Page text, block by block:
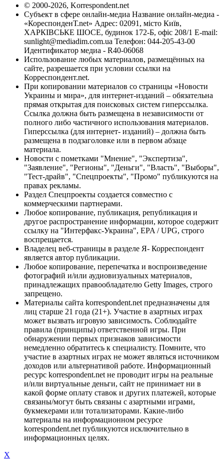
© 2000-2026, Korrespondent.net
Субъект в сфере онлайн-медиа Название онлайн-медиа -
«КореспонденТ.net» Адрес: 02091, місто Київ,
ХАРКІВСЬКЕ ШОСЕ, будинок 172-Б, офіс 208/1 E-mail:
sunlight@mediadim.com.ua Телефон: 044-205-43-00
Идентификатор медиа - R40-06068
Использование любых материалов, размещённых на
сайте, разрешается при условии ссылки на
Корреспондент.net.
При копировании материалов со страницы «Новости
Украины и мира», для интернет-изданий – обязательна
прямая открытая для поисковых систем гиперссылка.
Ссылка должна быть размещена в независимости от
полного либо частичного использования материалов.
Гиперссылка (для интернет- изданий) – должна быть
размещена в подзаголовке или в первом абзаце
материала.
Новости с пометками "Мнение", "Экспертиза",
"Заявление", "Регионы", "Деньги", "Власть", "Выборы",
"Тест-драйв", "Спецпроекты", "Промо" публикуются на
правах рекламы.
Раздел Спецпроекты создается совместно с
коммерческими партнерами.
Любое копирование, публикация, републикация и
другое распространение информации, которое содержит
ссылку на "Интерфакс-Украина", EPA / UPG, строго
воспрещается.
Владелец веб-страницы в разделе Я- Корреспондент
является автор публикации.
Любое копирование, перепечатка и воспроизведение
фотографий и/или аудиовизуальных материалов,
принадлежащих правообладателю Getty Images, строго
запрещено.
Материалы сайта korrespondent.net предназначены для
лиц старше 21 года (21+). Участие в азартных играх
может вызвать игровую зависимость. Соблюдайте
правила (принципы) ответственной игры. При
обнаружении первых признаков зависимости
немедленно обратитесь к специалисту. Помните, что
участие в азартных играх не может являться источником
доходов или альтернативой работе. Информационный
ресурс korrespondent.net не проводит игры на реальные
и/или виртуальные деньги, сайт не принимает ни в
какой форме оплату ставок и других платежей, которые
связаны/могут быть связаны с азартными играми,
букмекерами или тотализаторами. Какие-либо
материалы на информационном ресурсе
korrespondent.net публикуются исключительно в
информационных целях.
X